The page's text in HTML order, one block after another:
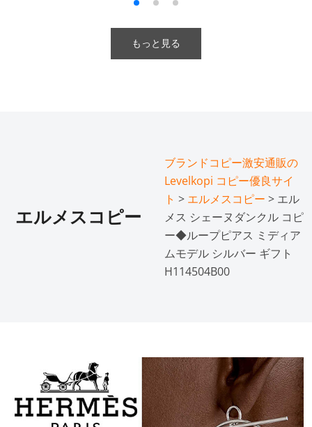
もっと見る
エルメスコピー
ブランドコピー激安通販の
Levelkopi コピー優良サイ
ト > エルメスコピー > エル
メス シェーヌダンクル コピ
ー◆ループピアス ミディア
ムモデル シルバー ギフト
H114504B00